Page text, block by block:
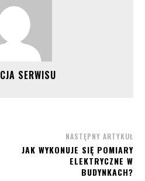
SERWISU
NASTĘPNY ARTYKUŁ
JAK WYKONUJE SIĘ POMIARY
ELEKTRYCZNE W
BUDYNKACH?